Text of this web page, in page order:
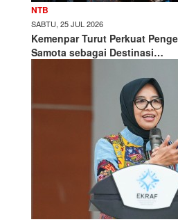
NTB
SABTU, 25 JUL 2026
Kemenpar Turut Perkuat
Samota sebagai Destinasi…